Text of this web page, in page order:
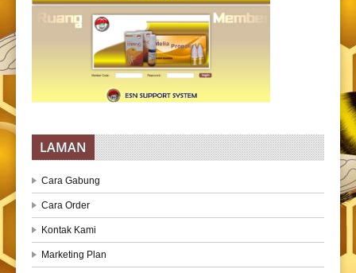
LAMAN
Cara Gabung
Cara Order
Kontak Kami
Marketing Plan